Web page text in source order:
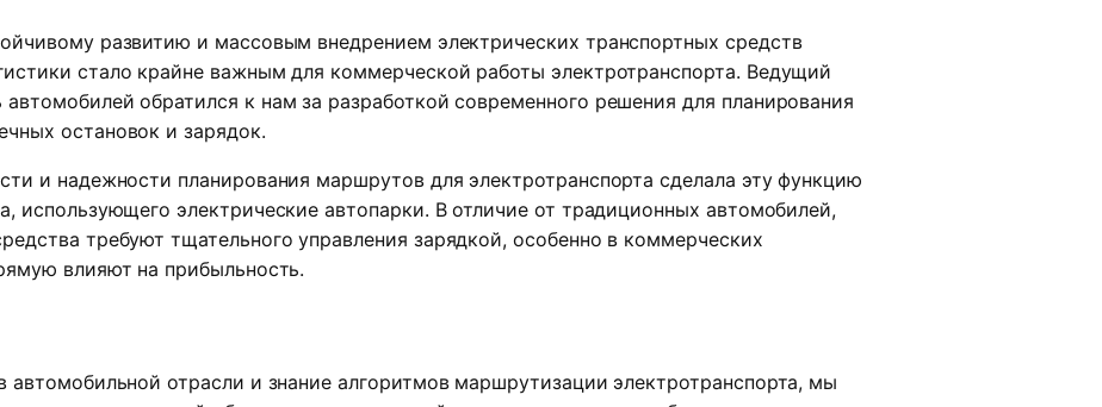
развитию и массовым внедрением электрических транспортных средств
стало крайне важным для коммерческой работы электротранспорта. Ведущий
обратился к нам за разработкой современного решения для планирования
остановок и зарядок.
и надежности планирования маршрутов для электротранспорта сделала эту функцию
использующего электрические автопарки. В отличие от традиционных автомобилей,
требуют тщательного управления зарядкой, особенно в коммерческих
влияют на прибыльность.
автомобильной отрасли и знание алгоритмов маршрутизации электротранспорта, мы